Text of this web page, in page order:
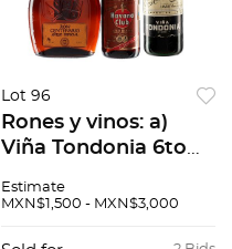
Lot 96
Rones y vinos: a)
Viña Tondonia 6to
España. b) Ron
Estimate
MXN$1,500 - MXN$3,000